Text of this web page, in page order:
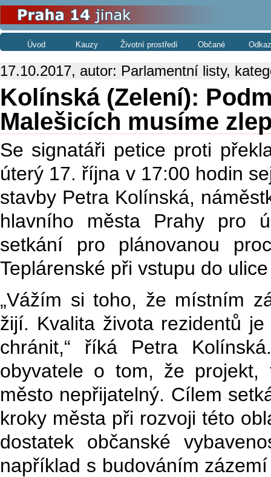
Úvod Kauzy Životní prostředí Občané
17.10.2017, autor: Parlamentní listy,
Kolínská (Zelení):
Malešicích musíme
Se signatáři petice proti
úterý 17. října v 17:00 hodin
stavby Petra Kolínská,
hlavního města Prahy pro
setkání pro plánovanou
Teplárenské při vstupu do
„Vážím si toho, že místním
žijí. Kvalita života rezidentů
chránit,“ říká Petra
obyvatele o tom, že
město nepřijatelný. Cílem
kroky města při rozvoji této
dostatek občanské
například s budováním